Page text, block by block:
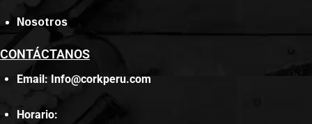
Nosotros
CONTÁCTANOS
Email: Info@corkperu.com
Horario: